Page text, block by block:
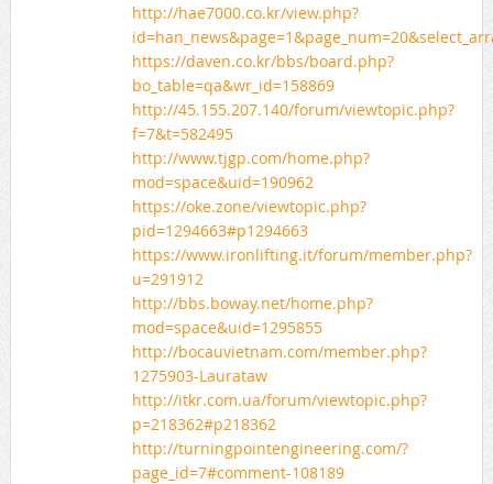
http://hae7000.co.kr/view.php?
https://daven.co.kr/bbs/board.php?
bo_table=qa&wr_id=158869
http://45.155.207.140/forum/viewtopic.php?
f=7&t=582495
http://www.tjgp.com/home.php?
mod=space&uid=190962
https://oke.zone/viewtopic.php?
pid=1294663#p1294663
https://www.ironlifting.it/forum/member.php?
u=291912
http://bbs.boway.net/home.php?
mod=space&uid=1295855
http://bocauvietnam.com/member.php?
1275903-Laurataw
http://itkr.com.ua/forum/viewtopic.php?
p=218362#p218362
http://turningpointengineering.com/?
page_id=7#comment-108189